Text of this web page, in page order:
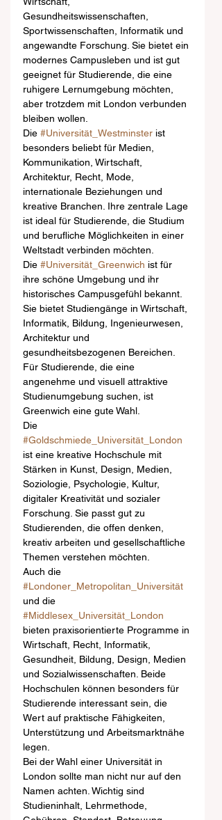
Gesundheitswissenschaften,
Sportwissenschaften, Informatik und
angewandte Forschung. Sie bietet ein
modernes Campusleben und ist gut
geeignet für Studierende, die eine
ruhigere Lernumgebung möchten,
aber trotzdem mit London verbunden
bleiben wollen.
Die #Universität_Westminster ist
besonders beliebt für Medien,
Kommunikation, Wirtschaft,
Architektur, Recht, Mode,
internationale Beziehungen und
kreative Branchen. Ihre zentrale Lage
ist ideal für Studierende, die Studium
und berufliche Möglichkeiten in einer
Weltstadt verbinden möchten.
Die #Universität_Greenwich ist für
ihre schöne Umgebung und ihr
historisches Campusgefühl bekannt.
Sie bietet Studiengänge in Wirtschaft,
Informatik, Bildung, Ingenieurwesen,
Architektur und
gesundheitsbezogenen Bereichen.
Für Studierende, die eine
angenehme und visuell attraktive
Studienumgebung suchen, ist
Greenwich eine gute Wahl.
Die
#Goldschmiede_Universität_London
ist eine kreative Hochschule mit
Stärken in Kunst, Design, Medien,
Soziologie, Psychologie, Kultur,
digitaler Kreativität und sozialer
Forschung. Sie passt gut zu
Studierenden, die offen denken,
kreativ arbeiten und gesellschaftliche
Themen verstehen möchten.
Auch die
#Londoner_Metropolitan_Universität
und die
#Middlesex_Universität_London
bieten praxisorientierte Programme in
Wirtschaft, Recht, Informatik,
Gesundheit, Bildung, Design, Medien
und Sozialwissenschaften. Beide
Hochschulen können besonders für
Studierende interessant sein, die
Wert auf praktische Fähigkeiten,
Unterstützung und Arbeitsmarktnähe
legen.
Bei der Wahl einer Universität in
London sollte man nicht nur auf den
Namen achten. Wichtig sind
Studieninhalt, Lehrmethode,